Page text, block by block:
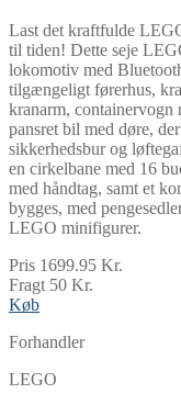
Last det kraftfulde
til tiden! Dette seje
lokomotiv med
tilgængeligt førerhus,
kranarm, containervogn
pansret bil med døre,
sikkerhedsbur og
en cirkelbane med 16
med håndtag, samt et
bygges, med
LEGO minifigurer.
Pris 1699.95 Kr.
Fragt 50 Kr.
Køb
Forhandler
LEGO